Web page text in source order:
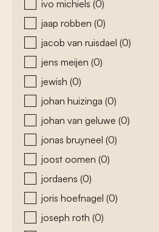
ivo michiels (0)
jaap robben (0)
jacob van ruisdael (0)
jens meijen (0)
jewish (0)
johan huizinga (0)
johan van geluwe (0)
jonas bruyneel (0)
joost oomen (0)
jordaens (0)
joris hoefnagel (0)
joseph roth (0)